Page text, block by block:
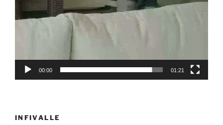
00:00 01:21
INFIVALLE